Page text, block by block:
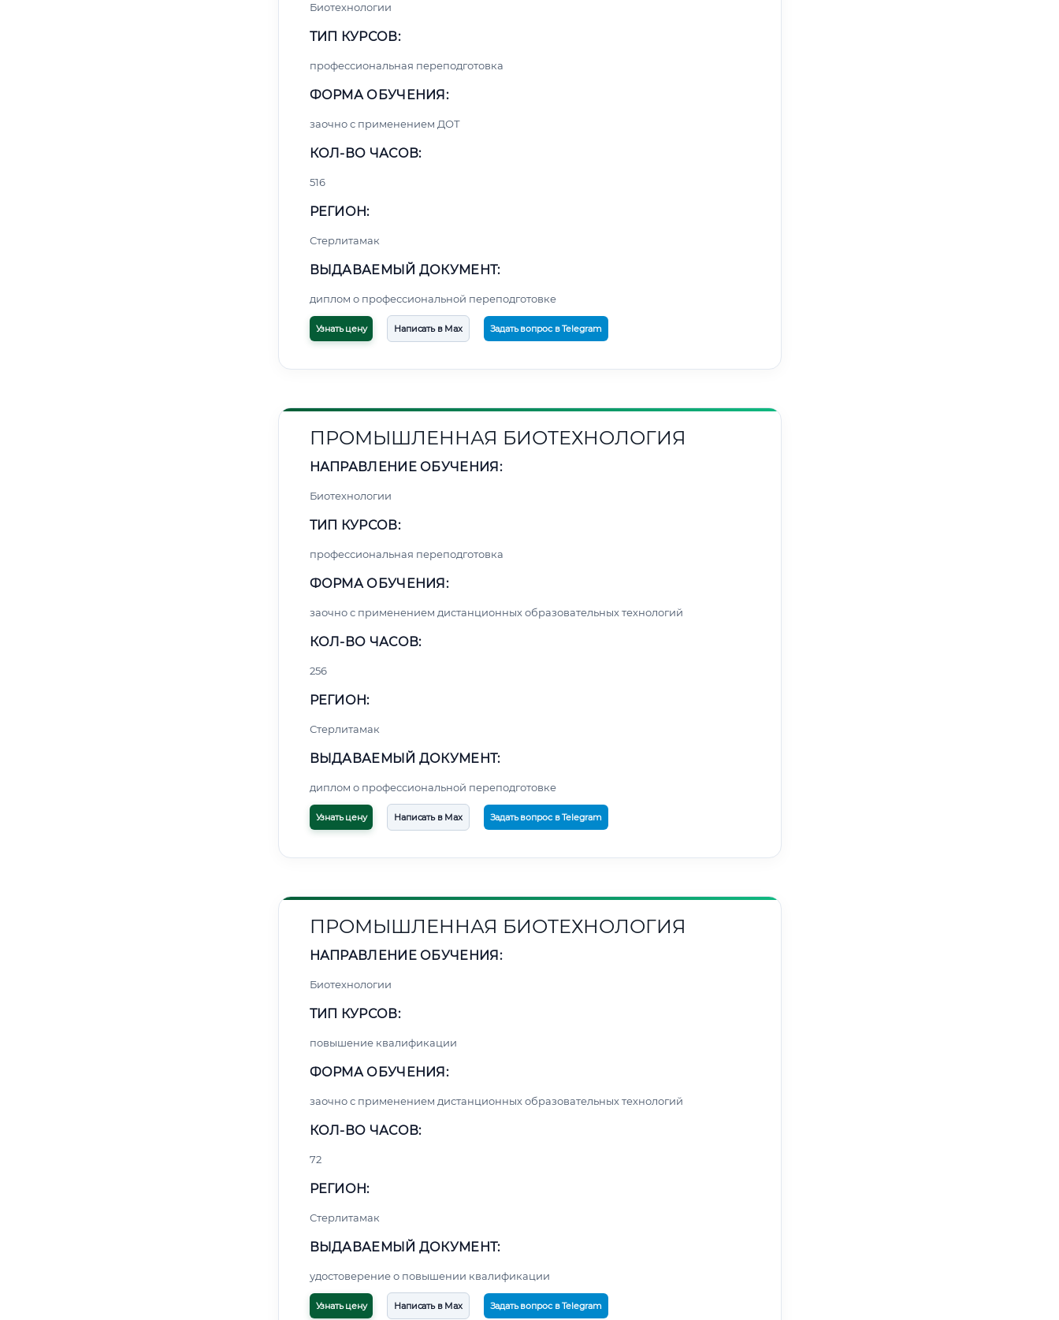
Биотехнологии
ТИП КУРСОВ:
профессиональная переподготовка
ФОРМА ОБУЧЕНИЯ:
заочно с применением ДОТ
КОЛ-ВО ЧАСОВ:
516
РЕГИОН:
Стерлитамак
ВЫДАВАЕМЫЙ ДОКУМЕНТ:
диплом о профессиональной переподготовке
Узнать цену Написать в Max Задать вопрос в Telegram
ПРОМЫШЛЕННАЯ БИОТЕХНОЛОГИЯ
НАПРАВЛЕНИЕ ОБУЧЕНИЯ:
Биотехнологии
ТИП КУРСОВ:
профессиональная переподготовка
ФОРМА ОБУЧЕНИЯ:
заочно с применением дистанционных образовательных технологий
КОЛ-ВО ЧАСОВ:
256
РЕГИОН:
Стерлитамак
ВЫДАВАЕМЫЙ ДОКУМЕНТ:
диплом о профессиональной переподготовке
Узнать цену Написать в Max Задать вопрос в Telegram
ПРОМЫШЛЕННАЯ БИОТЕХНОЛОГИЯ
НАПРАВЛЕНИЕ ОБУЧЕНИЯ:
Биотехнологии
ТИП КУРСОВ:
повышение квалификации
ФОРМА ОБУЧЕНИЯ:
заочно с применением дистанционных образовательных технологий
КОЛ-ВО ЧАСОВ:
72
РЕГИОН:
Стерлитамак
ВЫДАВАЕМЫЙ ДОКУМЕНТ:
удостоверение о повышении квалификации
Узнать цену Написать в Max Задать вопрос в Telegram